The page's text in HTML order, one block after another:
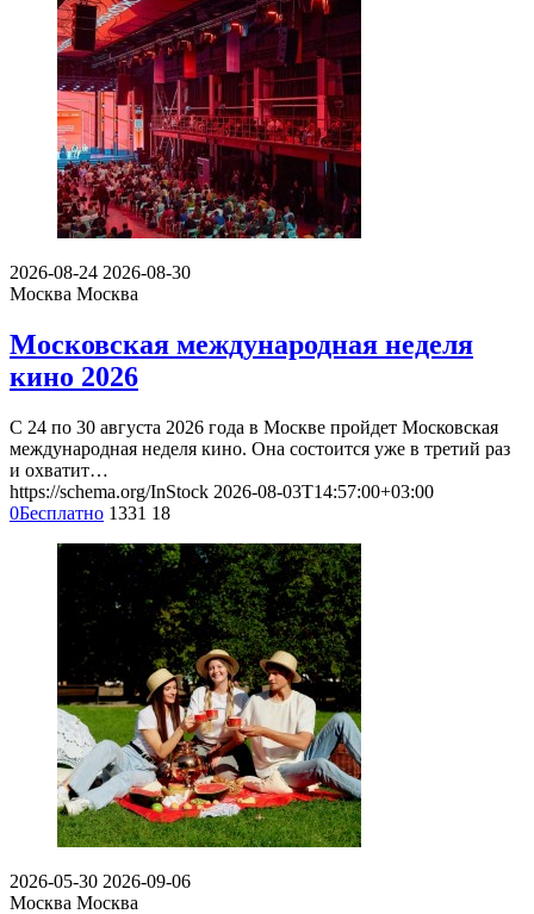
2026-08-24 2026-08-30
Москва Москва
Московская международная неделя
кино 2026
С 24 по 30 августа 2026 года в Москве пройдет Московская
международная неделя кино. Она состоится уже в третий раз
и охватит…
https://schema.org/InStock 2026-08-03T14:57:00+03:00
0Бесплатно 1331 18
2026-05-30 2026-09-06
Москва Москва